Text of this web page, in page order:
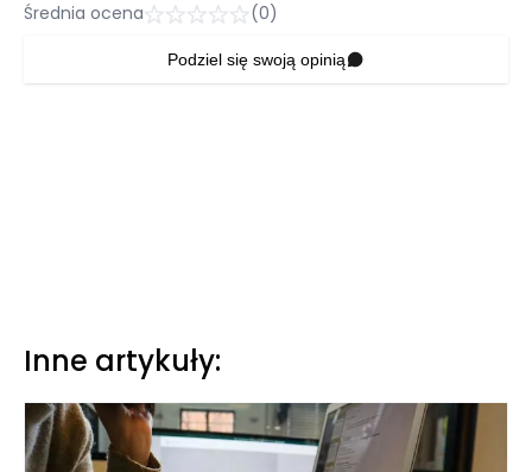
Średnia ocena (0)
Podziel się swoją opinią
Inne artykuły: